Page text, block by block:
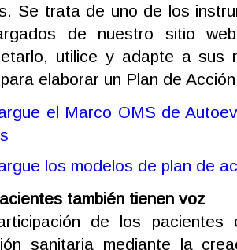
Se trata de uno de los
de nuestro sitio
utilice y adapte a sus
elaborar un Plan de
el Marco OMS de
los modelos de plan de
también tienen voz
de los
sanitaria mediante la